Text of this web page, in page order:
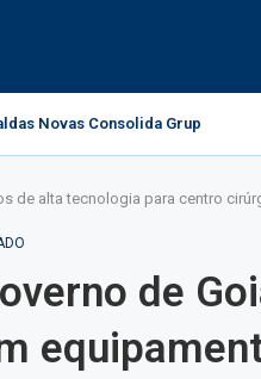
Novas Consolida Grupo
de alta tecnologia para centro
de